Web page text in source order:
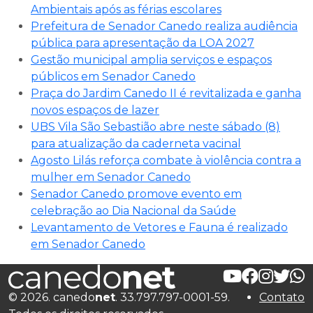
Ambientais após as férias escolares
Prefeitura de Senador Canedo realiza audiência
pública para apresentação da LOA 2027
Gestão municipal amplia serviços e espaços
públicos em Senador Canedo
Praça do Jardim Canedo II é revitalizada e ganha
novos espaços de lazer
UBS Vila São Sebastião abre neste sábado (8)
para atualização da caderneta vacinal
Agosto Lilás reforça combate à violência contra a
mulher em Senador Canedo
Senador Canedo promove evento em
celebração ao Dia Nacional da Saúde
Levantamento de Vetores e Fauna é realizado
em Senador Canedo
© 2026. canedonet. 33.797.797-0001-59.
Contato